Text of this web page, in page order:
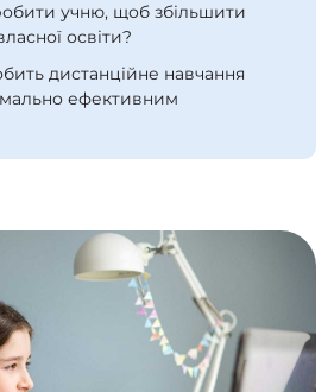
учню, щоб збільшити
освіти?
дистанційне навчання
ефективним